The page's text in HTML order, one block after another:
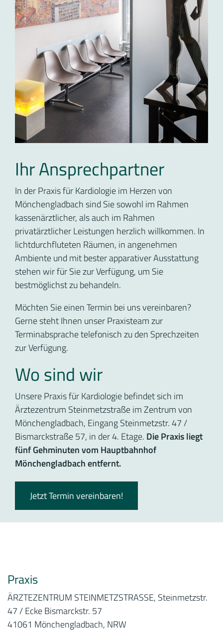
Ihr Ansprechpartner
In der Praxis für Kardiologie im Herzen von
Mönchengladbach sind Sie sowohl im Rahmen
kassenärztlicher, als auch im Rahmen
privatärztlicher Leistungen herzlich willkommen. In
lichtdurchfluteten Räumen, in angenehmen
Ambiente und mit bester apparativer Ausstattung
stehen wir für Sie zur Verfügung, um Sie
bestmöglichst zu behandeln.
Möchten Sie einen Termin bei uns vereinbaren?
Gerne steht Ihnen unser Praxisteam zur
Terminabsprache telefonisch zu den Sprechzeiten
zur Verfügung.
Wo sind wir
Unsere Praxis für Kardiologie befindet sich im
Ärztezentrum Steinmetzstraße im Zentrum von
Mönchengladbach, Eingang Steinmetzstr. 47 /
Bismarckstraße 57, in der 4. Etage. Die Praxis liegt
fünf Gehminuten vom Hauptbahnhof
Mönchengladbach entfernt.
Jetzt Termin vereinbaren!
Praxis
ÄRZTEZENTRUM STEINMETZSTRASSE, Steinmetzstr.
47 / Ecke Bismarckstr. 57
41061 Mönchengladbach, NRW